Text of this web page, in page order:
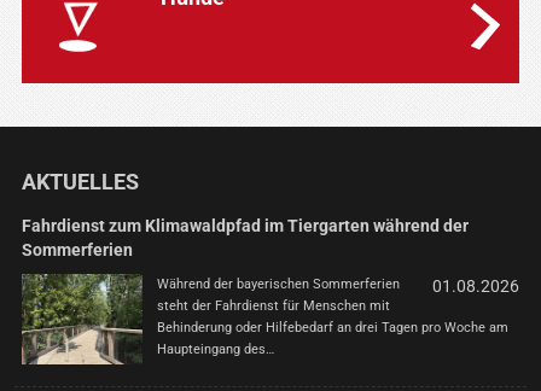
AKTUELLES
Fahrdienst zum Klimawaldpfad im Tiergarten während der
Sommerferien
01.08.2026
Während der bayerischen Sommerferien
steht der Fahrdienst für Menschen mit
Behinderung oder Hilfebedarf an drei Tagen pro Woche am
Haupteingang des…